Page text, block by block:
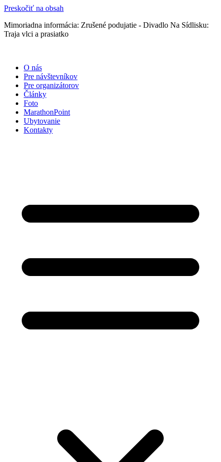
Preskočiť na obsah
Mimoriadna informácia: Zrušené podujatie - Divadlo Na Sídlisku:
Traja vlci a prasiatko
O nás
Pre návštevníkov
Pre organizátorov
Články
Foto
MarathonPoint
Ubytovanie
Kontakty